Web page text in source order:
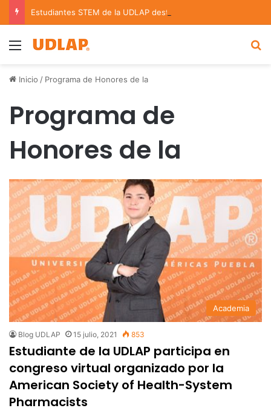
Menu
Inicio / Programa de Honores de la
Programa de
Honores de la
Academia
Blog UDLAP 15 julio, 2021 853
Estudiante de la UDLAP participa en
congreso virtual organizado por la
American Society of Health-System
Pharmacists